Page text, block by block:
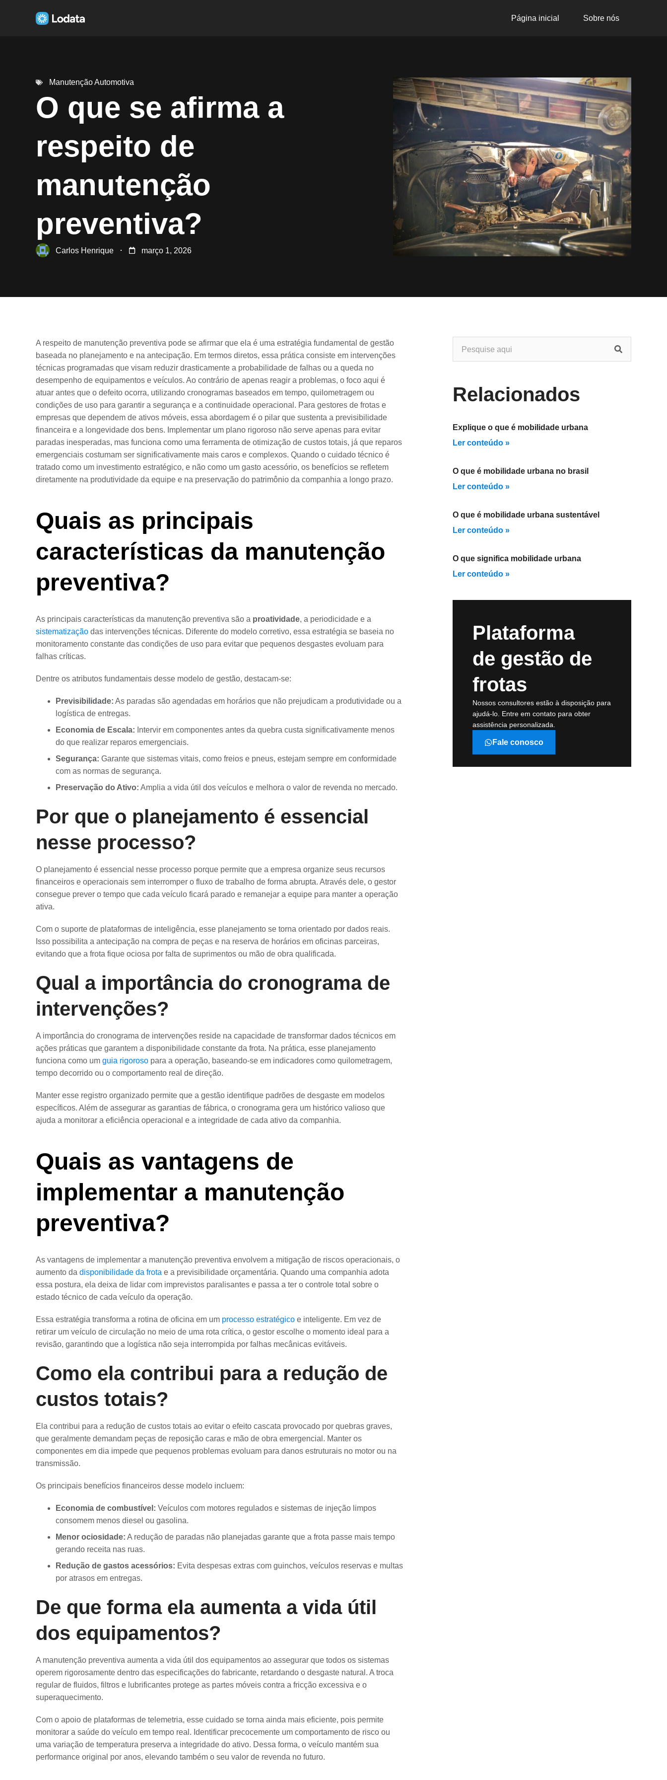
Página inicial Sobre nós
Manutenção Automotiva
O que se afirma a
respeito de
manutenção
preventiva?
Carlos Henrique março 1, 2026
A respeito de manutenção preventiva pode se afirmar que ela é uma estratégia fundamental de gestão
baseada no planejamento e na antecipação. Em termos diretos, essa prática consiste em intervenções
técnicas programadas que visam reduzir drasticamente a probabilidade de falhas ou a queda no
desempenho de equipamentos e veículos. Ao contrário de apenas reagir a problemas, o foco aqui é
atuar antes que o defeito ocorra, utilizando cronogramas baseados em tempo, quilometragem ou
condições de uso para garantir a segurança e a continuidade operacional. Para gestores de frotas e
empresas que dependem de ativos móveis, essa abordagem é o pilar que sustenta a previsibilidade
financeira e a longevidade dos bens. Implementar um plano rigoroso não serve apenas para evitar
paradas inesperadas, mas funciona como uma ferramenta de otimização de custos totais, já que reparos
emergenciais costumam ser significativamente mais caros e complexos. Quando o cuidado técnico é
tratado como um investimento estratégico, e não como um gasto acessório, os benefícios se refletem
diretamente na produtividade da equipe e na preservação do patrimônio da companhia a longo prazo.
Quais as principais
características da manutenção
preventiva?
As principais características da manutenção preventiva são a proatividade, a periodicidade e a
sistematização das intervenções técnicas. Diferente do modelo corretivo, essa estratégia se baseia no
monitoramento constante das condições de uso para evitar que pequenos desgastes evoluam para
falhas críticas.
Dentre os atributos fundamentais desse modelo de gestão, destacam-se:
Previsibilidade: As paradas são agendadas em horários que não prejudicam a produtividade ou a
logística de entregas.
Economia de Escala: Intervir em componentes antes da quebra custa significativamente menos
do que realizar reparos emergenciais.
Segurança: Garante que sistemas vitais, como freios e pneus, estejam sempre em conformidade
com as normas de segurança.
Preservação do Ativo: Amplia a vida útil dos veículos e melhora o valor de revenda no mercado.
Por que o planejamento é essencial
nesse processo?
O planejamento é essencial nesse processo porque permite que a empresa organize seus recursos
financeiros e operacionais sem interromper o fluxo de trabalho de forma abrupta. Através dele, o gestor
consegue prever o tempo que cada veículo ficará parado e remanejar a equipe para manter a operação
ativa.
Com o suporte de plataformas de inteligência, esse planejamento se torna orientado por dados reais.
Isso possibilita a antecipação na compra de peças e na reserva de horários em oficinas parceiras,
evitando que a frota fique ociosa por falta de suprimentos ou mão de obra qualificada.
Qual a importância do cronograma de
intervenções?
A importância do cronograma de intervenções reside na capacidade de transformar dados técnicos em
ações práticas que garantem a disponibilidade constante da frota. Na prática, esse planejamento
funciona como um guia rigoroso para a operação, baseando-se em indicadores como quilometragem,
tempo decorrido ou o comportamento real de direção.
Manter esse registro organizado permite que a gestão identifique padrões de desgaste em modelos
específicos. Além de assegurar as garantias de fábrica, o cronograma gera um histórico valioso que
ajuda a monitorar a eficiência operacional e a integridade de cada ativo da companhia.
Quais as vantagens de
implementar a manutenção
preventiva?
As vantagens de implementar a manutenção preventiva envolvem a mitigação de riscos operacionais, o
aumento da disponibilidade da frota e a previsibilidade orçamentária. Quando uma companhia adota
essa postura, ela deixa de lidar com imprevistos paralisantes e passa a ter o controle total sobre o
estado técnico de cada veículo da operação.
Essa estratégia transforma a rotina de oficina em um processo estratégico e inteligente. Em vez de
retirar um veículo de circulação no meio de uma rota crítica, o gestor escolhe o momento ideal para a
revisão, garantindo que a logística não seja interrompida por falhas mecânicas evitáveis.
Como ela contribui para a redução de
custos totais?
Ela contribui para a redução de custos totais ao evitar o efeito cascata provocado por quebras graves,
que geralmente demandam peças de reposição caras e mão de obra emergencial. Manter os
componentes em dia impede que pequenos problemas evoluam para danos estruturais no motor ou na
transmissão.
Os principais benefícios financeiros desse modelo incluem:
Economia de combustível: Veículos com motores regulados e sistemas de injeção limpos
consomem menos diesel ou gasolina.
Menor ociosidade: A redução de paradas não planejadas garante que a frota passe mais tempo
gerando receita nas ruas.
Redução de gastos acessórios: Evita despesas extras com guinchos, veículos reservas e multas
por atrasos em entregas.
De que forma ela aumenta a vida útil
dos equipamentos?
A manutenção preventiva aumenta a vida útil dos equipamentos ao assegurar que todos os sistemas
operem rigorosamente dentro das especificações do fabricante, retardando o desgaste natural. A troca
regular de fluidos, filtros e lubrificantes protege as partes móveis contra a fricção excessiva e o
superaquecimento.
Com o apoio de plataformas de telemetria, esse cuidado se torna ainda mais eficiente, pois permite
monitorar a saúde do veículo em tempo real. Identificar precocemente um comportamento de risco ou
uma variação de temperatura preserva a integridade do ativo. Dessa forma, o veículo mantém sua
performance original por anos, elevando também o seu valor de revenda no futuro.
Relacionados
Explique o que é mobilidade urbana
Ler conteúdo »
O que é mobilidade urbana no brasil
Ler conteúdo »
O que é mobilidade urbana sustentável
Ler conteúdo »
O que significa mobilidade urbana
Ler conteúdo »
Plataforma
de gestão de
frotas
Nossos consultores estão à disposição para
ajudá-lo. Entre em contato para obter
assistência personalizada.
Fale conosco